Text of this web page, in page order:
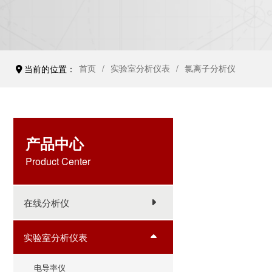
当前的位置： 首页 实验室分析仪表 氯离子分析仪
产品中心
Product Center
在线分析仪
实验室分析仪表
电导率仪